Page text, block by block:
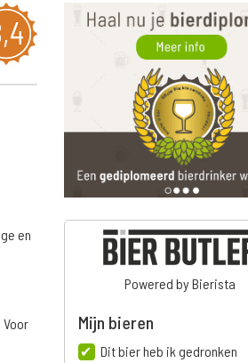
en
Powered by Bierista
Mijn bieren
Dit bier heb ik gedronken